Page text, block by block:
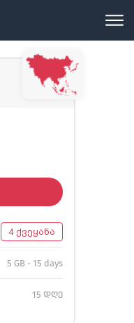
4 ქვეყანა
5 GB - 15 days
15 დღე